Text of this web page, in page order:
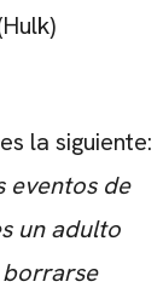
es la siguiente:
eventos de
un adulto